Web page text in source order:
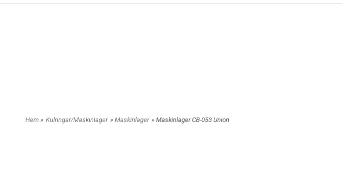
Hem » Kulringar/Maskinlager » Maskinlager » Maskinlager CB-053 Union